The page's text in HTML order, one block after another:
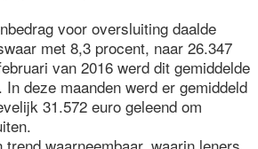
voor oversluiting daalde
met 8,3 procent, naar 26.347
van 2016 werd dit gemiddelde
deze maanden werd er gemiddeld
31.572 euro geleend om